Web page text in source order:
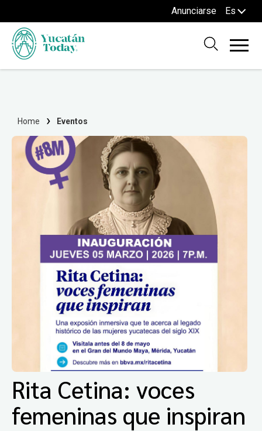
Anunciarse Es
Home Eventos
Rita Cetina: voces
femeninas que inspiran